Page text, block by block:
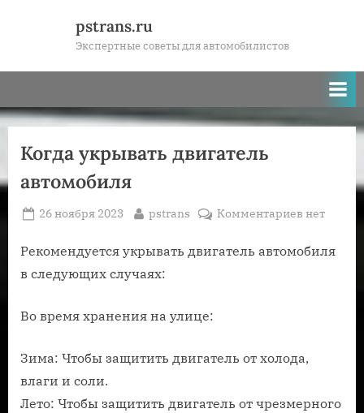
pstrans.ru
Экспертные советы для автомобилистов
Когда укрывать двигатель
автомобиля
Posted
26 ноября 2023 By
pstrans Комментариевк
Когда
нет
Рекомендуется укрывать двигатель автомобиля
в следующих случаях:
Во время хранения на улице:
Зима: Чтобы защитить двигатель от холода,
влаги и соли.
Лето: Чтобы защитить двигатель от чрезмерного